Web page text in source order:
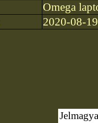
Omega
2020-08-